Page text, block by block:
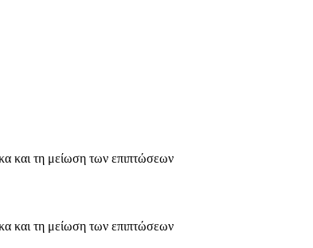
και τη μείωση των επιπτώσεων
και τη μείωση των επιπτώσεων